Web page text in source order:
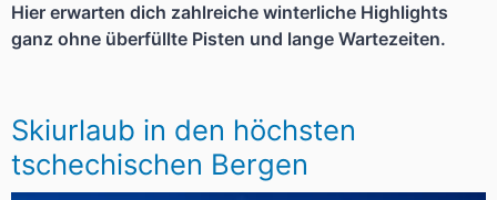
Hier erwarten dich zahlreiche winterliche Highlights
ganz ohne überfüllte Pisten und lange Wartezeiten.
Skiurlaub in den höchsten
tschechischen Bergen